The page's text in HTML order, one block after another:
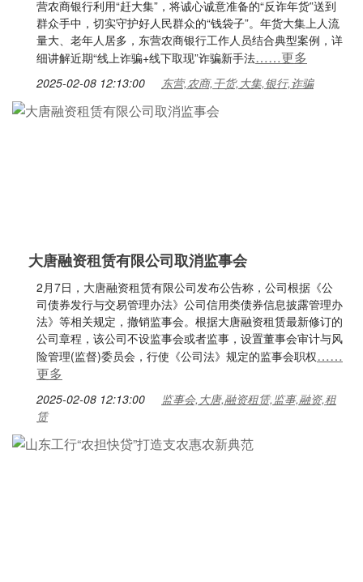
营农商银行利用“赶大集”，将诚心诚意准备的“反诈年货”送到
群众手中，切实守护好人民群众的“钱袋子”。年货大集上人流
量大、老年人居多，东营农商银行工作人员结合典型案例，详
细讲解近期“线上诈骗+线下取现”诈骗新手法……更多
2025-02-08 12:13:00 东营,农商,干货,大集,银行,诈骗
大唐融资租赁有限公司取消监事会
2月7日，大唐融资租赁有限公司发布公告称，公司根据《公
司债券发行与交易管理办法》公司信用类债券信息披露管理办
法》等相关规定，撤销监事会。根据大唐融资租赁最新修订的
公司章程，该公司不设监事会或者监事，设置董事会审计与风
险管理(监督)委员会，行使《公司法》规定的监事会职权……
更多
2025-02-08 12:13:00
监事会,大唐,融资租赁,监事,融资,租
赁